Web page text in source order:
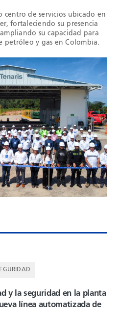
centro de servicios ubicado en
fortaleciendo su presencia
su capacidad para
petróleo y gas en Colombia.
y la seguridad en la planta
línea automatizada de